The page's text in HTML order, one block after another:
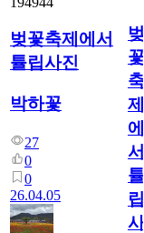
벚꽃축제에서
튤립사진
박하꽃
27
0
0
26.04.05
벚
꽃
축
제
에
서
튤
립
사